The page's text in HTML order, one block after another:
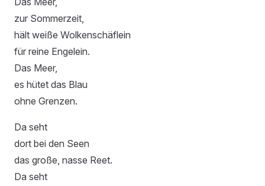
zur Sommerzeit,
hält weiße Wolkenschäflein
für reine Engelein.
Das Meer,
es hütet das Blau
ohne Grenzen.
Da seht
dort bei den Seen
das große, nasse Reet.
Da seht